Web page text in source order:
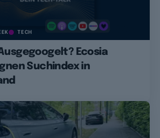
TECH
Ecosia
Suchindex in